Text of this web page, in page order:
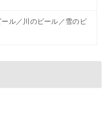
ル／川のビール／雪のビ